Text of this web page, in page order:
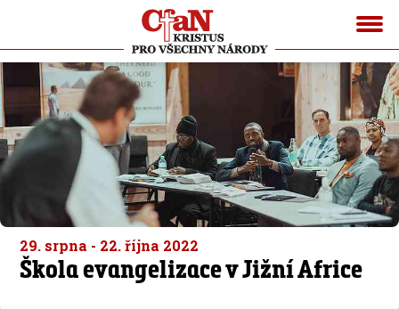
29. srpna - 22. října 2022
Škola evangelizace v Jižní Africe